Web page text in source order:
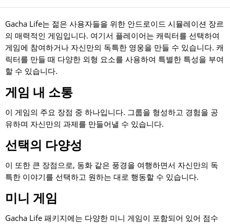
Gacha Life는 젊은 사용자들을 위한 안드로이드 시뮬레이션 장르
의 매력적인 게임입니다. 여기서 플레이어는 캐릭터를 선택하여
게임에 참여하거나 자신만의 독특한 영웅을 만들 수 있습니다. 캐
릭터를 만들 때 다양한 외형 요소를 사용하여 특별한 특성을 부여
할 수 있습니다.
게임 내 소통
이 게임의 주요 장점 중 하나입니다. 그룹을 형성하고 경험을 공
유하며 자신만의 과제를 만들어낼 수 있습니다.
선택의 다양성
이 또한 큰 장점으로, 동화 같은 풍경을 여행하면서 자신만의 독
특한 이야기를 선택하고 원하는 대로 행동할 수 있습니다.
미니 게임
Gacha Life 패키지에는 다양한 미니 게임이 포함되어 있어 점수